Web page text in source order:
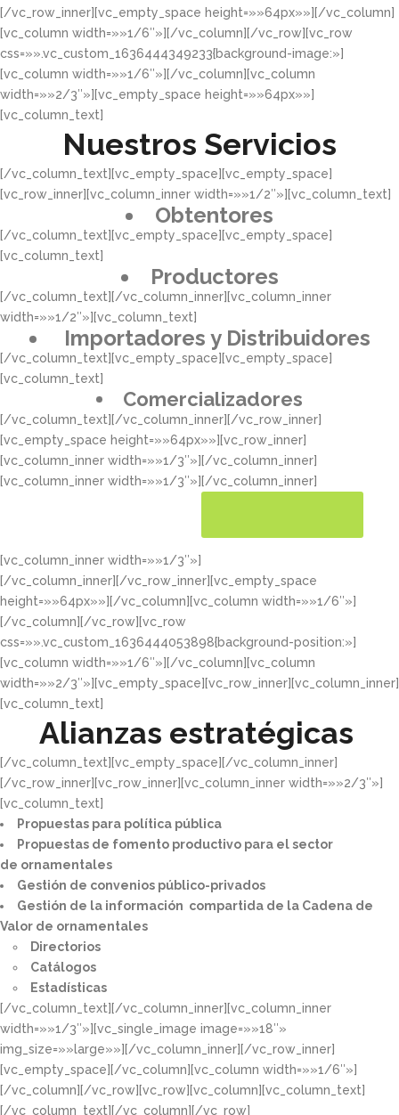
[/vc_row_inner][vc_empty_space height=»»64px»»][/vc_column]
[vc_column width=»»1/6″»][/vc_column][/vc_row][vc_row
css=»».vc_custom_1636444349233{background-image:»]
[vc_column width=»»1/6″»][/vc_column][vc_column
width=»»2/3″»][vc_empty_space height=»»64px»»]
[vc_column_text]
Nuestros Servicios
[/vc_column_text][vc_empty_space][vc_empty_space]
[vc_row_inner][vc_column_inner width=»»1/2″»][vc_column_text]
Obtentores
[/vc_column_text][vc_empty_space][vc_empty_space]
[vc_column_text]
Productores
[/vc_column_text][/vc_column_inner][vc_column_inner
width=»»1/2″»][vc_column_text]
Importadores y Distribuidores
[/vc_column_text][vc_empty_space][vc_empty_space]
[vc_column_text]
Comercializadores
[/vc_column_text][/vc_column_inner][/vc_row_inner]
[vc_empty_space height=»»64px»»][vc_row_inner]
[vc_column_inner width=»»1/3″»][/vc_column_inner]
[vc_column_inner width=»»1/3″»][/vc_column_inner]
[vc_column_inner width=»»1/3″»]
[/vc_column_inner][/vc_row_inner][vc_empty_space
height=»»64px»»][/vc_column][vc_column width=»»1/6″»]
[/vc_column][/vc_row][vc_row
css=»».vc_custom_1636444053898{background-position:»]
[vc_column width=»»1/6″»][/vc_column][vc_column
width=»»2/3″»][vc_empty_space][vc_row_inner][vc_column_inner]
[vc_column_text]
Alianzas estratégicas
[/vc_column_text][vc_empty_space][/vc_column_inner]
[/vc_row_inner][vc_row_inner][vc_column_inner width=»»2/3″»]
[vc_column_text]
Propuestas para política pública​
Propuestas de fomento productivo para el sector
de ornamentales​
Gestión de convenios público-privados​
Gestión de la información compartida de la Cadena de
Valor de ornamentales​
Directorios​
Catálogos​
Estadísticas
[/vc_column_text][/vc_column_inner][vc_column_inner
width=»»1/3″»][vc_single_image image=»»18″»
img_size=»»large»»][/vc_column_inner][/vc_row_inner]
[vc_empty_space][/vc_column][vc_column width=»»1/6″»]
[/vc_column][/vc_row][vc_row][vc_column][vc_column_text]
[/vc_column_text][/vc_column][/vc_row]